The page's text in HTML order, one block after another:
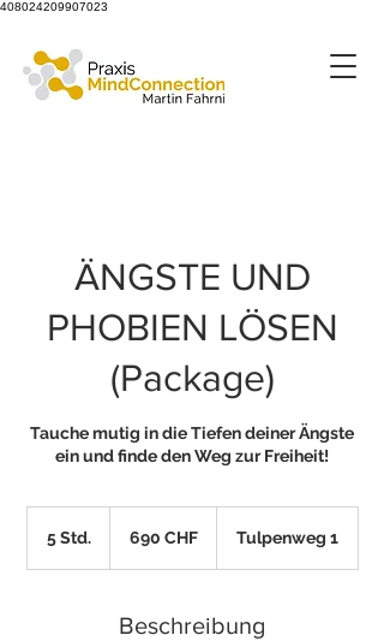
408024209907023
ÄNGSTE UND
PHOBIEN LÖSEN
(Package)
Tauche mutig in die Tiefen deiner Ängste
5 Std.5
Franken
690 CHF Tulpenweg 1
Beschreibung